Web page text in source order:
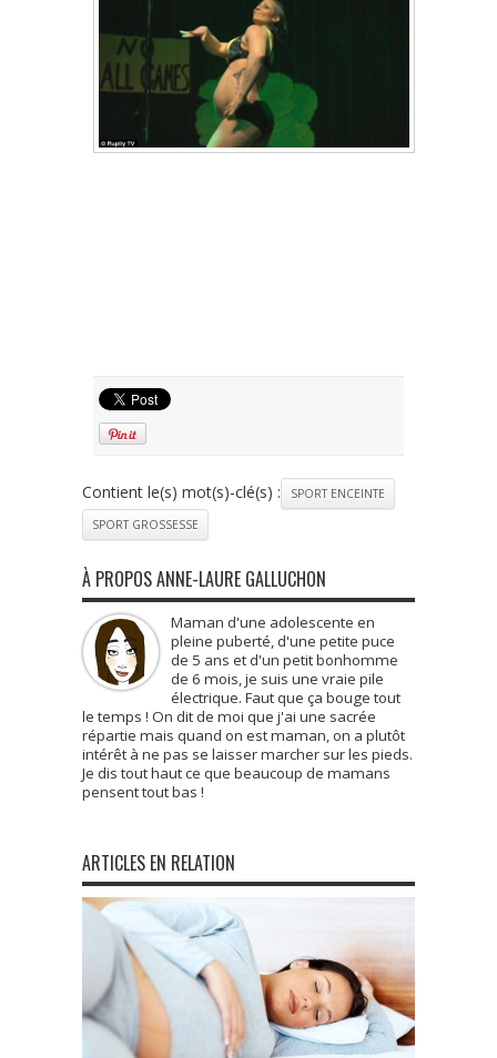
Contient le(s) mot(s)-clé(s) :
SPORT ENCEINTE
SPORT GROSSESSE
À PROPOS ANNE-LAURE GALLUCHON
Maman d'une adolescente en
pleine puberté, d'une petite puce
de 5 ans et d'un petit bonhomme
de 6 mois, je suis une vraie pile
électrique. Faut que ça bouge tout
le temps ! On dit de moi que j'ai une sacrée
répartie mais quand on est maman, on a plutôt
intérêt à ne pas se laisser marcher sur les pieds.
Je dis tout haut ce que beaucoup de mamans
pensent tout bas !
ARTICLES EN RELATION